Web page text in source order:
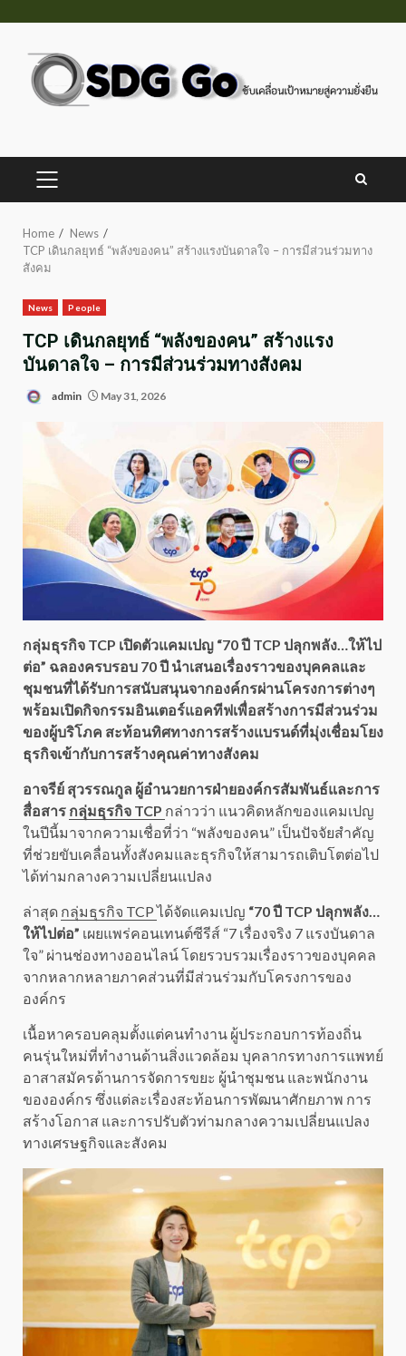
content
PRIMARY
Home
News
TCP เดินกลยุทธ์ “พลังของคน” สร้างแรงบันดาลใจ – การมีส่วนร่วมทาง
สังคม
News People
TCP เดินกลยุทธ์ “พลังของคน” สร้างแรง
บันดาลใจ – การมีส่วนร่วมทางสังคม
admin May 31, 2026
กลุ่มธุรกิจ TCP เปิดตัวแคมเปญ “70 ปี TCP ปลุกพลัง…ให้ไป
ต่อ” ฉลองครบรอบ 70 ปี นำเสนอเรื่องราวของบุคคลและ
ชุมชนที่ได้รับการสนับสนุนจากองค์กรผ่านโครงการต่างๆ
พร้อมเปิดกิจกรรมอินเตอร์แอคทีฟเพื่อสร้างการมีส่วนร่วม
ของผู้บริโภค สะท้อนทิศทางการสร้างแบรนด์ที่มุ่งเชื่อมโยง
ธุรกิจเข้ากับการสร้างคุณค่าทางสังคม
อาจรีย์ สุวรรณกูล ผู้อำนวยการฝ่ายองค์กรสัมพันธ์และการ
สื่อสาร กลุ่มธุรกิจ TCP กล่าวว่า แนวคิดหลักของแคมเปญ
ในปีนี้มาจากความเชื่อที่ว่า “พลังของคน” เป็นปัจจัยสำคัญ
ที่ช่วยขับเคลื่อนทั้งสังคมและธุรกิจให้สามารถเติบโตต่อไป
ได้ท่ามกลางความเปลี่ยนแปลง
ล่าสุด กลุ่มธุรกิจ TCPได้จัดแคมเปญ “70 ปี TCP ปลุกพลัง…
ให้ไปต่อ” เผยแพร่คอนเทนต์ซีรีส์ “7 เรื่องจริง 7 แรงบันดาล
ใจ” ผ่านช่องทางออนไลน์ โดยรวบรวมเรื่องราวของบุคคล
จากหลากหลายภาคส่วนที่มีส่วนร่วมกับโครงการของ
องค์กร
เนื้อหาครอบคลุมตั้งแต่คนทำงาน ผู้ประกอบการท้องถิ่น
คนรุ่นใหม่ที่ทำงานด้านสิ่งแวดล้อม บุคลากรทางการแพทย์
อาสาสมัครด้านการจัดการขยะ ผู้นำชุมชน และพนักงาน
ขององค์กร ซึ่งแต่ละเรื่องสะท้อนการพัฒนาศักยภาพ การ
สร้างโอกาส และการปรับตัวท่ามกลางความเปลี่ยนแปลง
ทางเศรษฐกิจและสังคม